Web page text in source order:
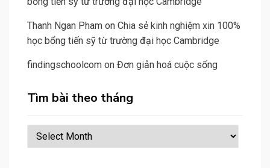
Thanh Ngan Pham on Chia sẻ kinh nghiệm xin 100%
học bổng tiến sỹ từ trường đại học Cambridge
findingschoolcom on Đơn giản hoá cuộc sống
Tìm bài theo tháng
Tìm
bài